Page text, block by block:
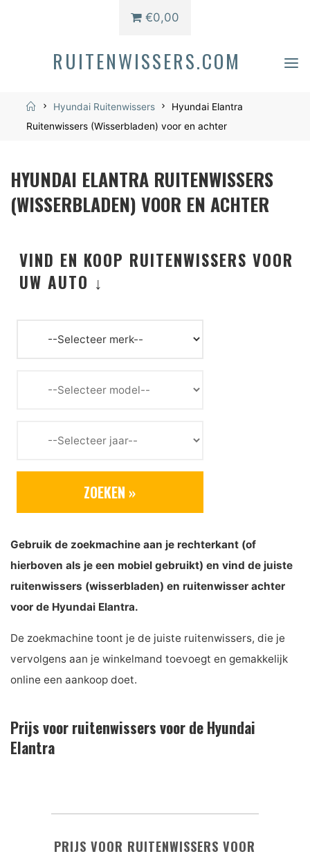
RUITENWISSERS.COM
€0,00
HomeHyundai Ruitenwissers
Hyundai Elantra
Ruitenwissers (Wisserbladen) voor en achter
HYUNDAI ELANTRA RUITENWISSERS
(WISSERBLADEN) VOOR EN ACHTER
VIND EN KOOP RUITENWISSERS VOOR
UW AUTO ↓
Gebruik de zoekmachine aan je rechterkant (of
hierboven als je een mobiel gebruikt) en vind de juiste
ruitenwissers (wisserbladen) en ruitenwisser achter
voor de Hyundai Elantra.
De zoekmachine toont je de juiste ruitenwissers, die je
vervolgens aan je winkelmand toevoegt en gemakkelijk
online een aankoop doet.
Prijs voor ruitenwissers voor de Hyundai
Elantra
PRIJS VOOR RUITENWISSERS VOOR